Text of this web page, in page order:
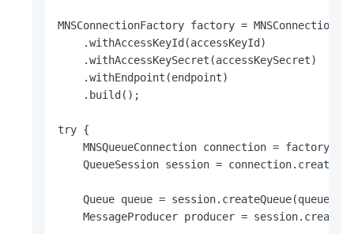
MNSConnectionFactory factory =
    .withAccessKeyId(accessKeyId)
    .withAccessKeySecret(accessKeySecret)
    .withEndpoint(endpoint)
    .build();
try {
MNSQueueConnection connection =
QueueSession session =
Queue queue =
MessageProducer producer =